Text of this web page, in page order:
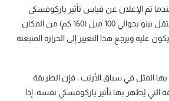
1999 و 2012 – عندما تم الإعلان عن قياس تأثير ياركوفسكي
لكويكب بينو لأول مرة – انتقل بينو بحوالي 100 ميل (160 كم) من المكان
عليه ويرجع هذا التغيير إلى الحرارة المنبعثة
المثل في سباق الأرنب ، فإن الطريقة
التي يُظهر بها تأثير ياركوفسكي نفسه. إذا